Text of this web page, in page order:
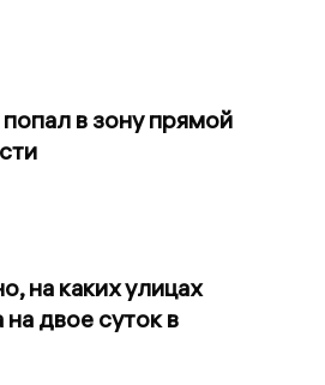
в зону прямой
на каких улицах
двое суток в